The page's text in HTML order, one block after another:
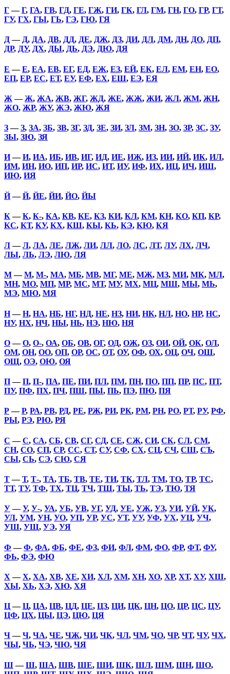
Г—Г, ГА, ГВ, ГД, ГЕ, ГЖ, ГИ, ГК, ГЛ, ГМ, ГН, ГО, ГР, ГТ,
ГУ, ГХ, ГЫ, ГЬ, ГЭ, ГЮ, ГЯ
Д— Д, ДА, ДВ, ДД, ДЕ, ДЖ, ДЗ, ДИ, ДЛ, ДМ, ДН, ДО, ДП,
ДР, ДУ, ДХ, ДЫ, ДЬ, ДЭ, ДЮ, ДЯ
Е —Е, ЕА, ЕВ, ЕГ, ЕД, ЕЖ, ЕЗ, ЕЙ, ЕК, ЕЛ, ЕМ, ЕН, ЕО,
ЕП, ЕР, ЕС, ЕТ, ЕУ, ЕФ, ЕХ, ЕШ, ЕЭ, ЕЯ
Ж —Ж, ЖА, ЖВ, ЖГ, ЖД, ЖЕ, ЖЖ, ЖИ, ЖЛ, ЖМ, ЖН,
ЖО, ЖР, ЖУ, ЖЭ, ЖЮ, ЖЯ
З—З, ЗА, ЗБ, ЗВ, ЗГ, ЗД, ЗЕ, ЗИ, ЗЛ, ЗМ, ЗН, ЗО, ЗР, ЗС, ЗУ,
ЗЫ, ЗЮ, ЗЯ
И—И, ИА, ИБ, ИВ, ИГ, ИД, ИЕ, ИЖ, ИЗ, ИИ, ИЙ, ИК, ИЛ,
ИМ, ИН, ИО, ИП, ИР, ИС, ИТ, ИУ, ИФ, ИХ, ИЦ, ИЧ, ИШ,
ИЮ, ИЯ
Й—Й, ЙЕ, ЙИ, ЙО, ЙЫ
К—К, К-, КА, КВ, КЕ, КЗ, КИ, КЛ, КМ, КН, КО, КП, КР,
КС, КТ, КУ, КХ, КШ, КЫ, КЬ, КЭ, КЮ, КЯ
Л—Л, ЛА, ЛЕ, ЛЖ, ЛИ, ЛЛ, ЛО, ЛС, ЛТ, ЛУ, ЛХ, ЛЧ,
ЛЫ, ЛЬ, ЛЭ, ЛЮ, ЛЯ
М—М, М-, МА, МБ, МВ, МГ, МЕ, МЖ, МЗ, МИ, МК, МЛ,
МН, МО, МП, МР, МС, МТ, МУ, МХ, МЦ, МШ, МЫ, МЬ,
МЭ, МЮ, МЯ
Н—Н, НА, НБ, НГ, НД, НЕ, НЗ, НИ, НК, НЛ, НО, НР, НС,
НУ, НХ, НЧ, НЫ, НЬ, НЭ, НЮ, НЯ
О—О, О-, ОА, ОБ, ОВ, ОГ, ОД, ОЖ, ОЗ, ОИ, ОЙ, ОК, ОЛ,
ОМ, ОН, ОО, ОП, ОР, ОС, ОТ, ОУ, ОФ, ОХ, ОЦ, ОЧ, ОШ,
ОЩ, ОЭ, ОЮ, ОЯ
П—П, П-, ПА, ПЕ, ПИ, ПЛ, ПМ, ПН, ПО, ПП, ПР, ПС, ПТ,
ПУ, ПФ, ПХ, ПЧ, ПШ, ПЫ, ПЬ, ПЭ, ПЮ, ПЯ
Р—Р, РА, РВ, РД, РЕ, РЖ, РИ, РК, РМ, РН, РО, РТ, РУ, РФ,
РЫ, РЭ, РЮ, РЯ
С —С, СА, СБ, СВ, СГ, СД, СЕ, СЖ, СИ, СК, СЛ, СМ,
СН, СО, СП, СР, СС, СТ, СУ, СФ, СХ, СЦ, СЧ, СШ, СЪ,
СЫ, СЬ, СЭ, СЮ, СЯ
Т—Т, Т-, ТА, ТБ, ТВ, ТЕ, ТИ, ТК, ТЛ, ТМ, ТО, ТР, ТС,
ТТ, ТУ, ТФ, ТХ, ТЦ, ТЧ, ТШ, ТЫ, ТЬ, ТЭ, ТЮ, ТЯ
У—У, У-, УА, УБ, УВ, УГ, УД, УЕ, УЖ, УЗ, УИ, УЙ, УК,
УЛ, УМ, УН, УО, УП, УР, УС, УТ, УУ, УФ, УХ, УЦ, УЧ,
УШ, УЩ, УЭ, УЯ
Ф —Ф, ФА, ФБ, ФЕ, ФЗ, ФИ, ФЛ, ФМ, ФО, ФР, ФТ, ФУ,
ФЬ, ФЭ, ФЮ
Х —Х, ХА, ХВ, ХЕ, ХИ, ХЛ, ХМ, ХН, ХО, ХР, ХТ, ХУ, ХШ,
ХЫ, ХЬ, ХЭ, ХЮ, ХЯ
Ц—Ц, ЦА, ЦВ, ЦД, ЦЕ, ЦЗ, ЦИ, ЦК, ЦН, ЦО, ЦР, ЦС, ЦУ,
ЦФ, ЦХ, ЦЫ, ЦЭ, ЦЮ, ЦЯ
Ч—Ч, ЧА, ЧЕ, ЧЖ, ЧИ, ЧК, ЧЛ, ЧМ, ЧО, ЧР, ЧТ, ЧУ, ЧХ,
ЧЫ, ЧЬ, ЧЭ, ЧЮ, ЧЯ
Ш—Ш, ША, ШВ, ШЕ, ШИ, ШК, ШЛ, ШМ, ШН, ШО,